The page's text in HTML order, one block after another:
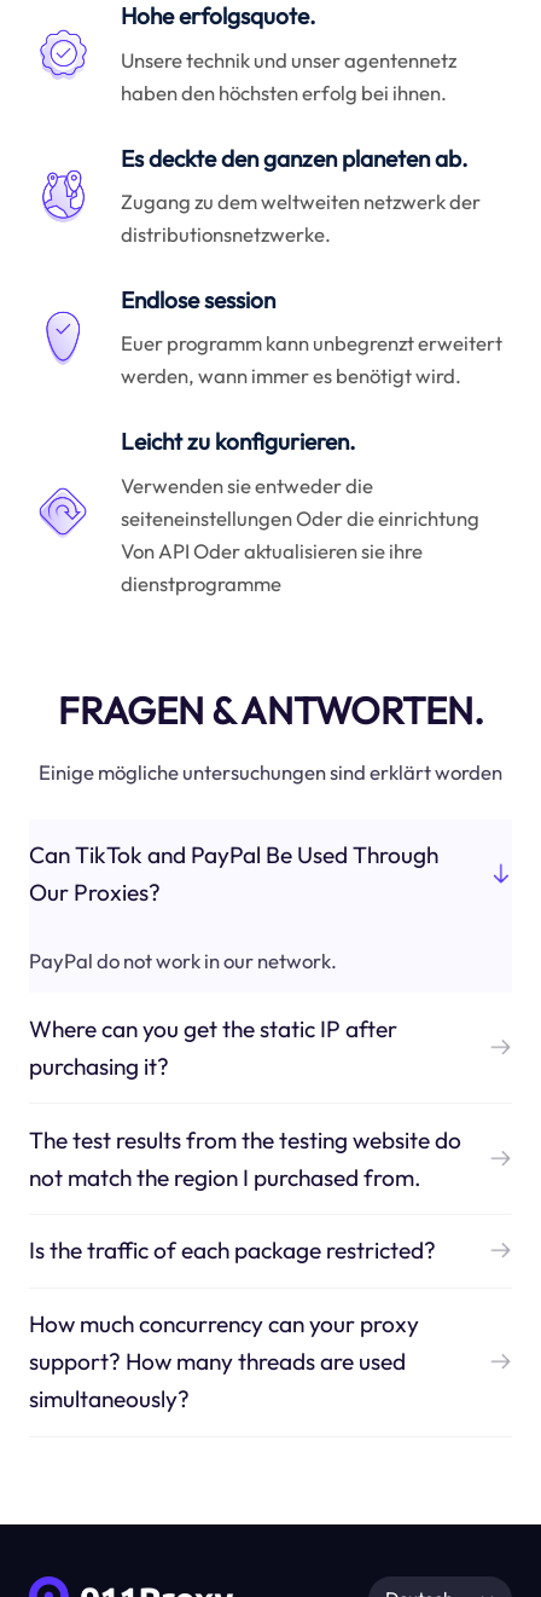
Hohe erfolgsquote.
Unsere technik und unser agentennetz
haben den höchsten erfolg bei ihnen.
Es deckte den ganzen planeten ab.
Zugang zu dem weltweiten netzwerk der
distributionsnetzwerke.
Endlose session
Euer programm kann unbegrenzt erweitert
werden, wann immer es benötigt wird.
Leicht zu konfigurieren.
Verwenden sie entweder die
seiteneinstellungen Oder die einrichtung
Von API Oder aktualisieren sie ihre
dienstprogramme
FRAGEN & ANTWORTEN.
Einige mögliche untersuchungen sind erklärt worden
Can TikTok and PayPal Be Used Through
Our Proxies?
PayPal do not work in our network.
Where can you get the static IP after
purchasing it?
The test results from the testing website do
not match the region I purchased from.
Is the traffic of each package restricted?
How much concurrency can your proxy
support? How many threads are used
simultaneously?